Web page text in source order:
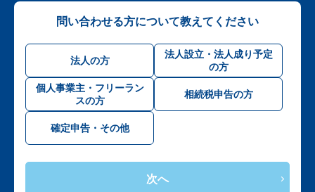
問い合わせる方について教えてください
法人の方
法人設立・法人成り予定
の方
個人事業主・フリーラン
スの方
相続税申告の方
確定申告・その他
次へ